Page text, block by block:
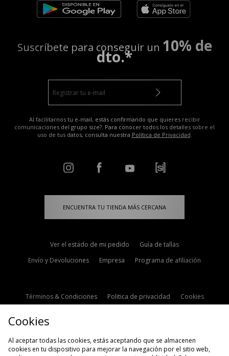
Suscríbete para conseguir un 10% de
dto.*
Al facilitarnos tu e-mail, estás confirmando que quieres recibir
comunicaciones del grupo size?. Para conocer todos los detalles sobre el
uso de tus datos, consulta nuestra Política de Privacidad.
ENCUENTRA TU TIENDA MÁS CERCANA
Ver el estado de mi pedido
Guía de tallas
Envío y Devoluciones
Empresa Programa de afiliación
Términos & Condiciones Politica de privacidad
Cookies
Cookies
Al aceptar todas las cookies, estás aceptando que se almacenen
cookies en tu dispositivo para mejorar la navegación por el sitio web,